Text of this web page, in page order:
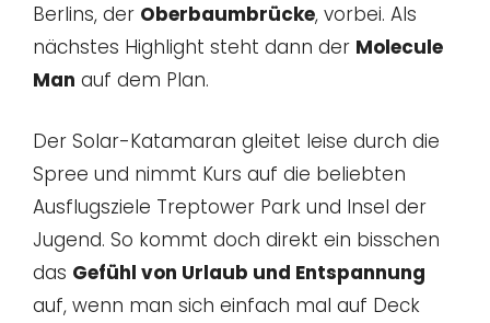
Berlins, der Oberbaumbrücke, vorbei. Als
nächstes Highlight steht dann der Molecule
Man auf dem Plan.
Der Solar-Katamaran gleitet leise durch die
Spree und nimmt Kurs auf die beliebten
Ausflugsziele Treptower Park und Insel der
Jugend. So kommt doch direkt ein bisschen
das Gefühl von Urlaub und Entspannung
auf, wenn man sich einfach mal auf Deck